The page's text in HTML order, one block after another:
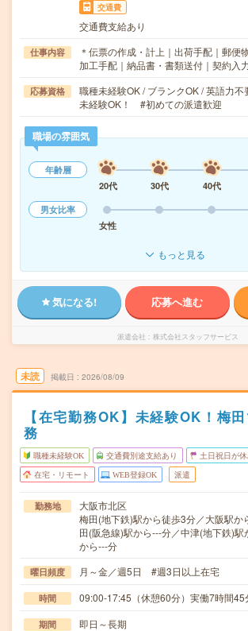
交通費
交通費支給あり
仕事内容
＊伝票の作成・計上｜出荷手配｜郵便
加工手配｜納品書・書類送付｜契約入
応募資格
職種未経験OK / ブランクOK / 英語力不
未経験OK！ #初めての派遣歓迎
職場の雰囲気
年齢層
20代
30代 40代
男女比率
女性
もっと見る
気になる! 応募へ進む
派遣会社 株式会社スタッフサービス
未読 掲載日 2026/08/09
【在宅勤務OK】未経験OK！梅
務
職種未経験OK 交通費別途支給あり 土日祝日が
在宅・リモート WEB登録OK 派遣
勤務地
大阪市北区
梅田(地下鉄)駅から徒歩3分／大阪駅か
田(阪急線)駅から---分／中津(地下鉄)駅
から---分
曜日頻度 月～金／週5日 #週3日以上在宅
時間 09:00-17:45（休憩60分）実働7時間45
期間 即日～長期